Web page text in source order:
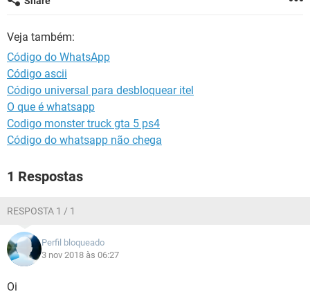
GUIA DE COMPRAS
Veja também:
Código do WhatsApp
Código ascii
Código universal para desbloquear itel
O que é whatsapp
Codigo monster truck gta 5 ps4
Código do whatsapp não chega
1 Respostas
RESPOSTA 1 / 1
Perfil bloqueado
3 nov 2018 às 06:27
Oi